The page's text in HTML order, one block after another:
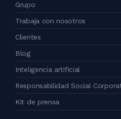
Grupo
Trabaja con nosotros
Clientes
Blog
Inteligencia artificial
Responsabilidad Social
Kit de prensa